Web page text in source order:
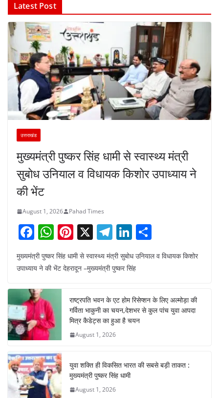
Latest Post
उत्तराखंड
मुख्यमंत्री पुष्कर सिंह धामी से स्वास्थ्य मंत्री
सुबोध उनियाल व विधायक किशोर उपाध्याय ने
की भेंट
August 1, 2026 Pahad Times
F
a
c
b
o
o
k
W
h
at
A
p
p
Pi
nt
er
e
st
X T
el
e
gr
a
m
Li
n
k
dI
n
ar
मुख्यमंत्री पुष्कर सिंह धामी से स्वास्थ्य मंत्री सुबोध उनियाल व विधायक किशोर
उपाध्याय ने की भेंट देहरादून –मुख्यमंत्री पुष्कर सिंह
राष्ट्रपति भवन के एट होम रिसेप्शन के लिए अल्मोड़ा की
गर्विता भाकुनी का चयन,देशभर से कुल पांच युवा आपदा
मित्र कैडेट्स का हुआ है चयन
August 1, 2026
युवा शक्ति ही विकसित भारत की सबसे बड़ी ताकत :
मुख्यमंत्री पुष्कर सिंह धामी
August 1, 2026